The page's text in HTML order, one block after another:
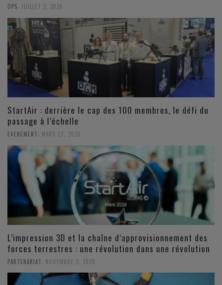
OPS JUILLET 2, 2026
StartAir : derrière le cap des 100 membres, le défi du
passage à l’échelle
EVENEMENT MARS 27, 2026
L’impression 3D et la chaîne d’approvisionnement des
forces terrestres : une révolution dans une révolution
PARTENARIAT NOVEMBRE 2, 2025